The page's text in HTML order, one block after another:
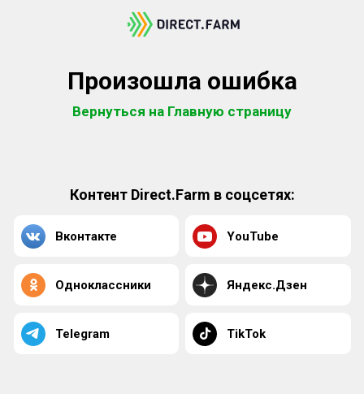
Произошла ошибка
Вернуться на Главную страницу
Контент Direct.Farm в соцсетях:
Вконтакте YouTube
Одноклассники Яндекс.Дзен
Telegram TikTok